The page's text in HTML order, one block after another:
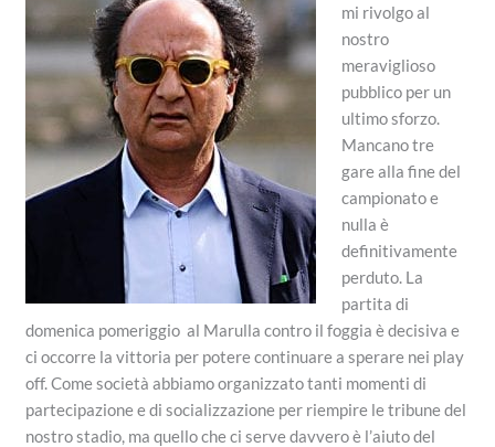
mi rivolgo al
nostro
meraviglioso
pubblico per un
ultimo sforzo.
Mancano tre
gare alla fine del
campionato e
nulla è
definitivamente
perduto. La
partita di
domenica pomeriggio al Marulla contro il foggia è decisiva e
ci occorre la vittoria per potere continuare a sperare nei play
off. Come società abbiamo organizzato tanti momenti di
partecipazione e di socializzazione per riempire le tribune del
nostro stadio, ma quello che ci serve davvero è l’aiuto del